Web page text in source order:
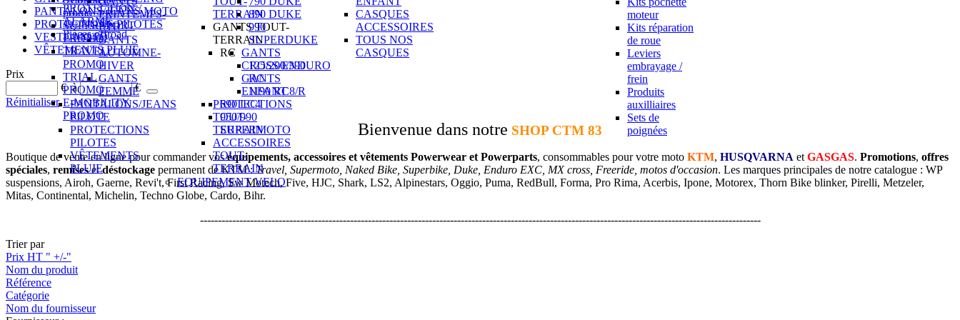
PRINTEMPS-
ETE
GANTS
AUTOMNE-
HIVER
GANTS
FEMME
PANTALONS/JEANS
PILOTE
PROTECTIONS
PILOTES
VÊTEMENTS
PLUIE
TERRAIN
GANTS TOUT-
TERRAIN
GANTS
CROSS/ENDURO
GANTS
ENFANT
PROTECTIONS
TOUT-
TERRAIN
ACCESSOIRES
TOUT-
TERRAIN
EQUIPEMENT VELO
CASQUES
ACCESSOIRES
TOUS NOS
CASQUES
PROTECTION /
ALARME
Pièces offroad
890 DUKE
990
SUPERDUKE
RC
125/200/390
RC
1190 RC8/R
690 LC4
950/990
SUPERMOTO
moteur
Kits réparation
de roue
Leviers
embrayage /
frein
Produits
auxilliaires
Sets de
poignées
promo
SUPERSPORT
PROMO
TRAVEL
PROMO
TRIAL
PROMO
E-MOBILITY
PROMO
PANTALONS/JEANS MOTO
PROTECTIONS PILOTES
VESTE MOTO
VÊTEMENTS PLUIE
Prix
€ à
€
Réinitialiser
Bienvenue dans notre SHOP CTM 83
Boutique de vente en ligne pour commander voséquipements, accessoires et vêtements Powerwear et Powerparts, consommables pour votre moto KTM, HUSQVARNA et GASGAS. Promotions, offres
spéciales, remisesetdéstockage permanent de KTM :Travel, Supermoto, Naked Bike, Superbike, Duke, Enduro EXC, MX cross, Freeride, motos d'occasion. Les marques principales de notre catalogue : WP
suspensions, Airoh, Gaerne, Revi't, First Racing, Sw Motech, Five, HJC, Shark, LS2, Alpinestars, Oggio, Puma, RedBull, Forma, Pro Rima, Acerbis, Ipone, Motorex, Thorn Bike blinker, Pirelli, Metzeler,
Mitas, Continental, Michelin, Techno Globe, Cardo, Bihr.
-------------------------------------------------------------------------------------------------------------------------------------------------------------
Trier par
Prix HT " +/-"
Nom du produit
Référence
Catégorie
Nom du fournisseur